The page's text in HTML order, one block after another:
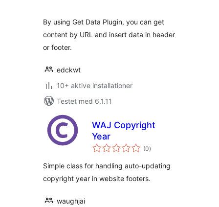
By using Get Data Plugin, you can get
content by URL and insert data in header
or footer.
edckwt
10+ aktive installationer
Testet med 6.1.11
WAJ Copyright
Year
(0totale
bedømmelser
)
Simple class for handling auto-updating
copyright year in website footers.
waughjai